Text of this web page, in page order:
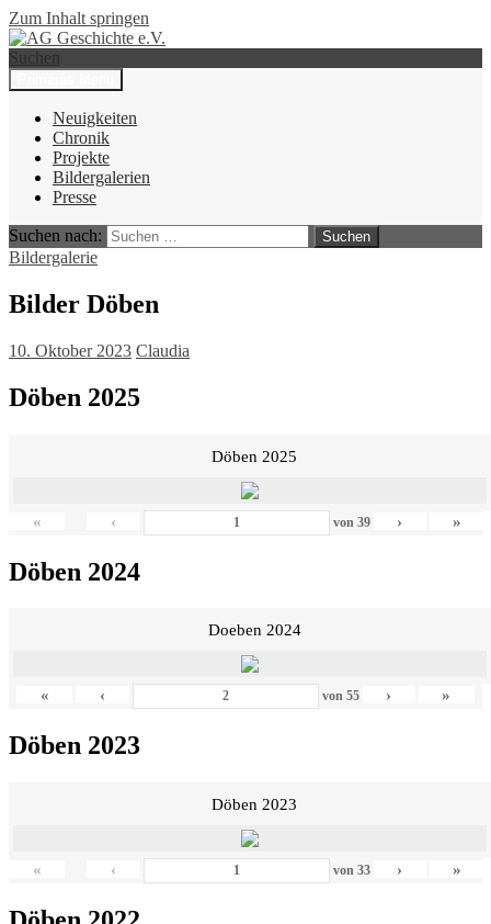
Zum Inhalt springen
AG Geschichte e.V.
Suchen
Neuigkeiten
Chronik
Projekte
Bildergalerien
Presse
Suchen nach:
Bildergalerie
Bilder Döben
10. Oktober 2023 Claudia
Döben 2025
Döben 2025
« ‹ von 39 › »
Döben 2024
Doeben 2024
« ‹ von 55 › »
Döben 2023
Döben 2023
« ‹ von 33 › »